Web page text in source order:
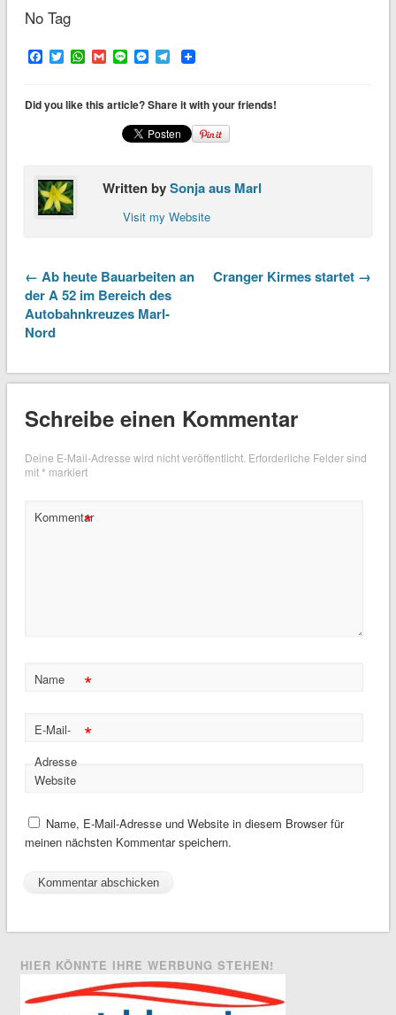
No Tag
Facebook
TwitterWhatsApp
Gmail
LineMessenger
Telegram
Did you like this article? Share it with your friends!
Written bySonja aus Marl
Visit my Website
← Ab heute Bauarbeiten an
der A 52 im Bereich des
Autobahnkreuzes Marl-
Nord
Cranger Kirmes startet →
Schreibe einen Kommentar
Deine E-Mail-Adresse wird nicht veröffentlicht. Erforderliche Felder sind
mit* markiert
Kommentar
*
Name *
E-Mail-
Adresse
*
Website
Name, E-Mail-Adresse und Website in diesem Browser für
meinen nächsten Kommentar speichern.
HIER KÖNNTE IHRE WERBUNG STEHEN!